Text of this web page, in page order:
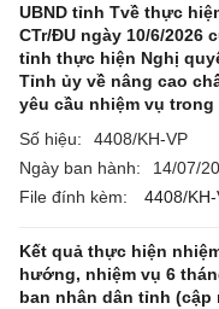
UBND tỉnh Tvề thực
CTr/ĐU ngày 10/6/2026
tỉnh thực hiện Nghị
Tỉnh ủy về nâng cao
yêu cầu nhiệm vụ
Số hiệu:
4408/KH-VP
Ngày ban hành:
14/07/
File đính kèm:
4408/KH-
Kết quả thực hiện
hướng, nhiệm vụ 6
ban nhân dân tỉnh (cập